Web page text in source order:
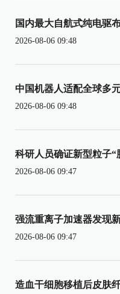
国内最大自航式纯电驱
2026-08-06 09:48
中国机器人适配全球多
2026-08-06 09:48
科研人员确证新型粒子“
2026-08-06 09:47
强流重离子加速器发现
2026-08-06 09:47
造血干细胞移植后皮肤